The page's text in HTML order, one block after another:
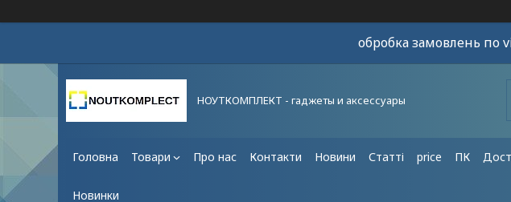
обробка замовлень по
НОУТКОМПЛЕКТ - гаджеты и аксессуары
Головна Товари Про нас Контакти Новини Статті price ПК
Новинки